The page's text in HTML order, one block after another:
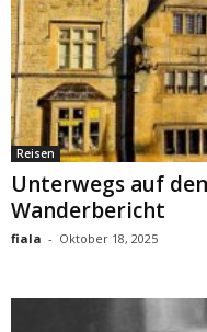
Reisen
Unterwegs auf
Wanderbericht
fiala - Oktober 18, 2025